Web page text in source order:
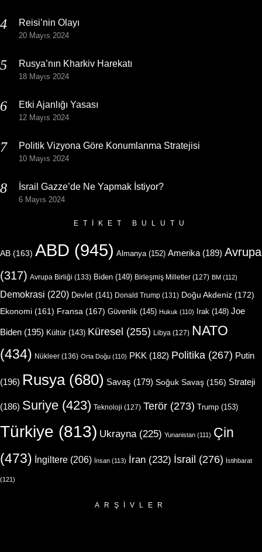
Reisi’nin Olayı
20 Mayıs 2024
Rusya’nın Kharkiv Harekatı
18 Mayıs 2024
Etki Ajanlığı Yasası
12 Mayıs 2024
Politik Vizyona Göre Konumlanma Stratejisi
10 Mayıs 2024
İsrail Gazze’de Ne Yapmak İstiyor?
6 Mayıs 2024
ETIKET BULUTU
AB (163) ABD (945) Almanya(152) Amerika (189) Avrupa
(317) Avrupa Birliği (133) Biden (149) Birleşmiş Milletler (127) BM (112)
Demokrasi (220) Devlet (141) Donald Trump (131) Doğu Akdeniz (172)
Ekonomi (161) Fransa (167) Güvenlik (145) Hukuk (110) Irak (148) Joe
Biden (195) Kültür(143) Küresel (255) Libya (127) NATO
(434) Nükleer (136) Orta Doğu (110) PKK (182) Politika (267) Putin
(196) Rusya(680) Savaş (179) Soğuk Savaş (156) Strateji
(186) Suriye (423) Teknoloji (127) Terör (273) Trump (153)
Türkiye (813) Ukrayna(225) Yunanistan (111) Çin
(473) İngiltere (206) İnsan (113) İran (232) İsrail (276) İstihbarat
(121)
ARŞIVLER